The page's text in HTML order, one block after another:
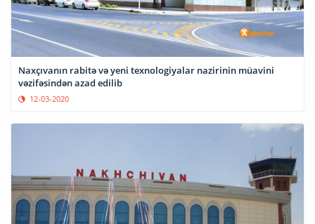
Naxçıvanın rabitə və yeni texnologiyalar nazirinin müavini
vəzifəsindən azad edilib
12-03-2020